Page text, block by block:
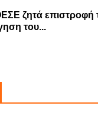
ζητά
του...